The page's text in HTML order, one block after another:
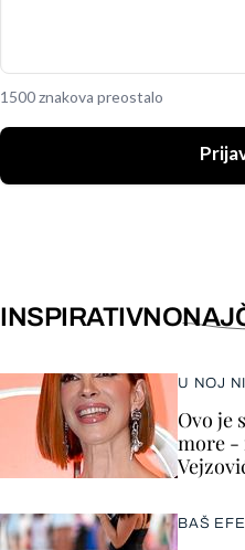
1500 znakova preostalo
INSPIRATIVNO
U NOJ
Ovo je
more -
BAŠ